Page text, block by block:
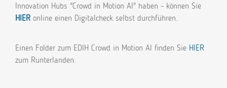
Innovation Hubs "Crowd in Motion AI" haben - können Sie
HIER online einen Digitalcheck selbst durchführen.
Einen Folder zum EDIH Crowd in Motion AI finden Sie HIER
zum Runterlanden.